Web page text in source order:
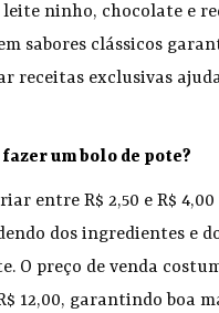
ninho, chocolate e
sabores clássicos
receitas exclusivas
um bolo de pote?
entre R$ 2,50 e R$
dos ingredientes e
O preço de venda
12,00, garantindo boa